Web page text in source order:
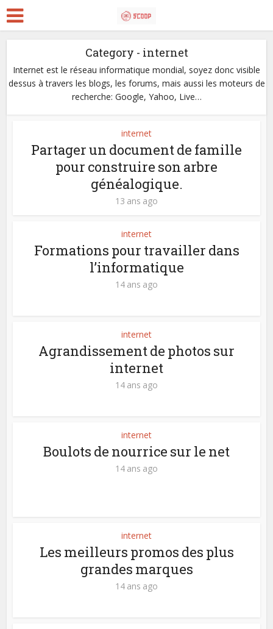
Category - internet
Internet est le réseau informatique mondial, soyez donc visible
dessus à travers les blogs, les forums, mais aussi les moteurs de
recherche: Google, Yahoo, Live…
internet
Partager un document de famille
pour construire son arbre
généalogique.
13 ans ago
internet
Formations pour travailler dans
l’informatique
14 ans ago
internet
Agrandissement de photos sur
internet
14 ans ago
internet
Boulots de nourrice sur le net
14 ans ago
internet
Les meilleurs promos des plus
grandes marques
14 ans ago